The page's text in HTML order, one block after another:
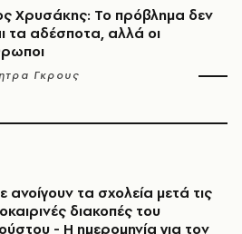
Χρυσάκης: Το πρόβλημα δεν
τα αδέσποτα, αλλά οι
Γκρους
ανοίγουν τα σχολεία μετά τις
διακοπές του
- Η ημερομηνία για τον